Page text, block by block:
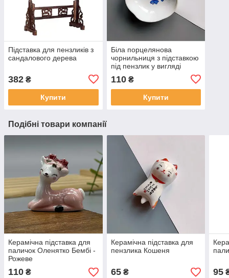
Підставка для пензликів з
сандалового дерева
382 ₴
Купити
Біла порцелянова
чорнильниця з підставкою
під пензлик у вигляді
110₴
Купити
Подібні товари компанії
Керамічна підставка для
паличок Оленятко Бембі -
Рожеве
110 ₴
Керамічна підставка для
пензлика Кошеня
65₴ 95